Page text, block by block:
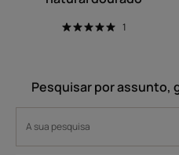
1
Pesquisar por assunto,